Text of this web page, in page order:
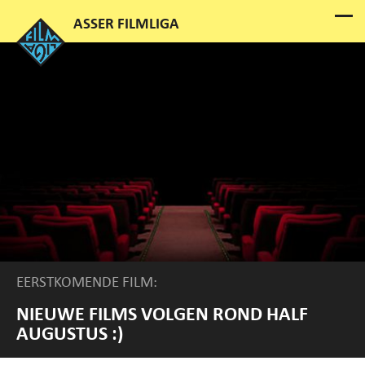
EERSTKOMENDE FILM:
NIEUWE FILMS VOLGEN ROND HALF
AUGUSTUS :)